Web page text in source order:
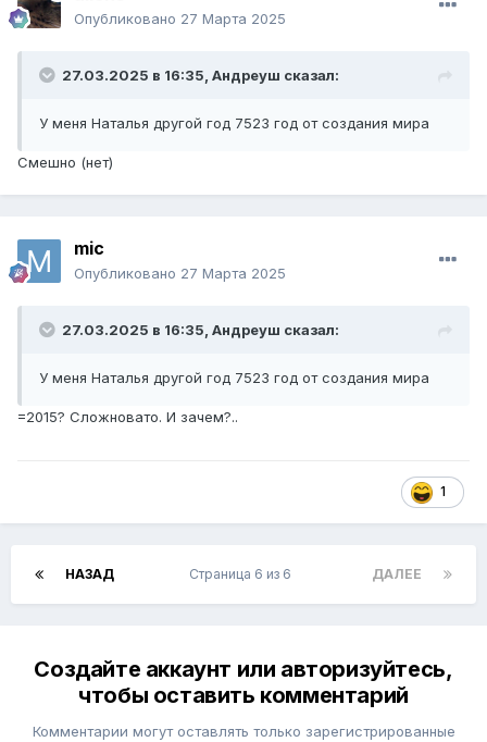
Опубликовано 27 Марта 2025
27.03.2025 в 16:35, Андреуш сказал:
У меня Наталья другой год 7523 год от создания мира
Смешно (нет)
mic
Опубликовано 27 Марта 2025
27.03.2025 в 16:35, Андреуш сказал:
У меня Наталья другой год 7523 год от создания мира
=2015? Сложновато. И зачем?..
1
НАЗАД ДАЛЕЕ
Страница 6 из 6
Создайте аккаунт или авторизуйтесь,
чтобы оставить комментарий
Комментарии могут оставлять только зарегистрированные